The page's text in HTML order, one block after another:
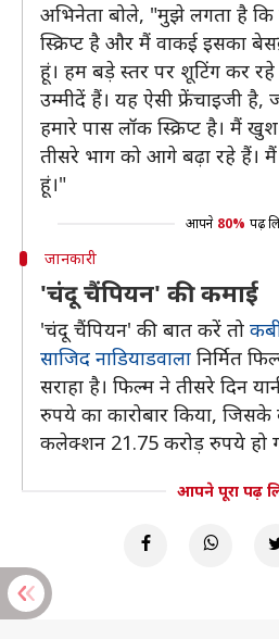
अभिनेता बोले, "मुझे लगता है कि
स्क्रिप्ट है और मैं वाकई इसका
हूं। हम बड़े स्तर पर शूटिंग कर
उम्मीदें हैं। यह ऐसी फ्रेंचाइजी है,
हमारे पास लॉक स्क्रिप्ट है। मैं
तीसरे भाग को आगे बढ़ा रहे हैं।
हूं।"
आपने 80% पढ़
जानकारी
'चंदू चैंपियन' की कमाई
'चंदू चैंपियन' की बात करें तो
साजिद नाडियाडवाला निर्मित
सराहा है। फिल्म ने तीसरे दिन
रुपये का कारोबार किया,
कलेक्शन 21.75 करोड़ रुपये हो
आपने पूरा पढ़